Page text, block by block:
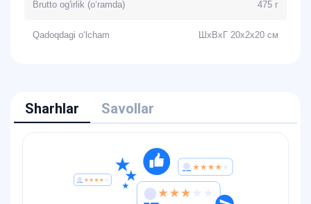
Brutto og'irlik (o‘ramda) 475 г
Qadoqdagi o‘lcham ШхВхГ 20х2х20 см
Sharhlar Savollar